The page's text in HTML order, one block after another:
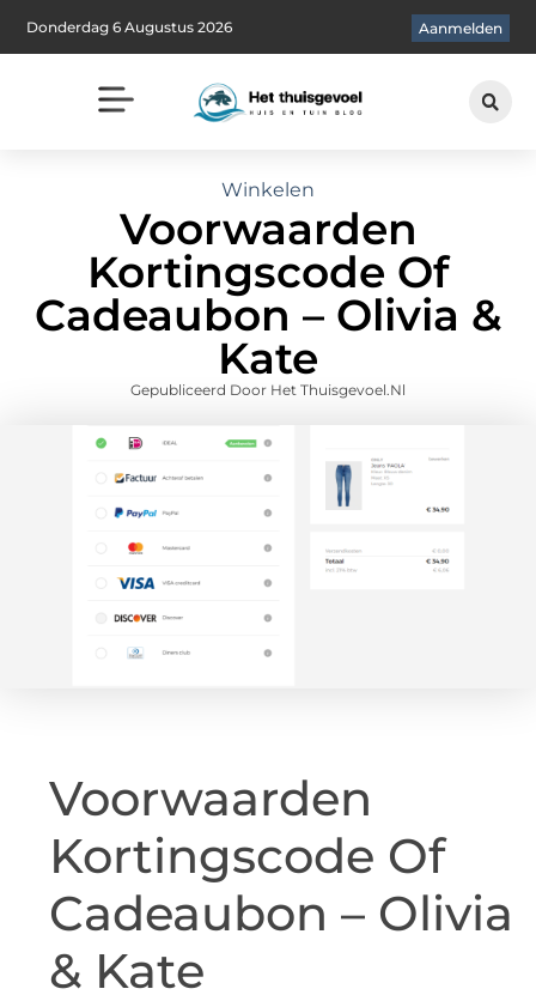
Donderdag 6 Augustus 2026 Aanmelden
Winkelen
Voorwaarden
Kortingscode Of
Cadeaubon – Olivia &
Kate
Gepubliceerd Door Het Thuisgevoel.nl
Voorwaarden
Kortingscode Of
Cadeaubon – Olivia
& Kate